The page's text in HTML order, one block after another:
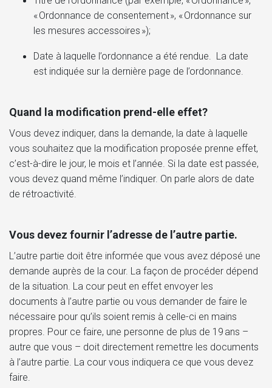
« Ordonnance de consentement », « Ordonnance sur
les mesures accessoires »);
Date à laquelle l’ordonnance a été rendue. La date
est indiquée sur la dernière page de l’ordonnance.
Quand la modification prend-elle effet?
Vous devez indiquer, dans la demande, la date à laquelle
vous souhaitez que la modification proposée prenne effet,
c’est-à-dire le jour, le mois et l’année. Si la date est passée,
vous devez quand même l’indiquer. On parle alors de date
de rétroactivité.
Vous devez fournir l’adresse de l’autre partie.
L’autre partie doit être informée que vous avez déposé une
demande auprès de la cour. La façon de procéder dépend
de la situation. La cour peut en effet envoyer les
documents à l’autre partie ou vous demander de faire le
nécessaire pour qu’ils soient remis à celle-ci en mains
propres. Pour ce faire, une personne de plus de 19 ans –
autre que vous – doit directement remettre les documents
à l’autre partie. La cour vous indiquera ce que vous devez
faire.